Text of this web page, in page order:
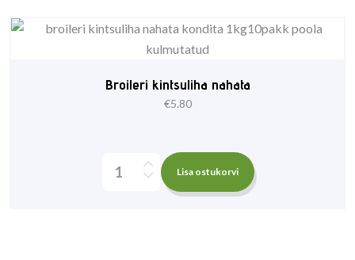
Broileri kintsuliha nahata
€5.80
Lisa ostukorvi